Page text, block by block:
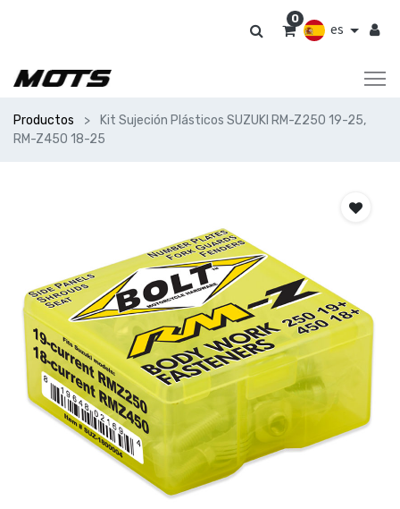
es
0
Productos
Kit Sujeción Plásticos SUZUKI RM-Z250 19-25,
RM-Z450 18-25